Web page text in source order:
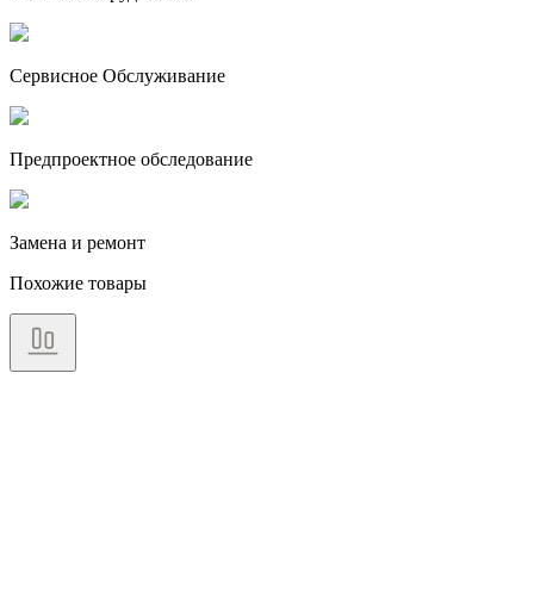
Сервисное Обслуживание
Предпроектное обследование
Замена и ремонт
Похожие товары